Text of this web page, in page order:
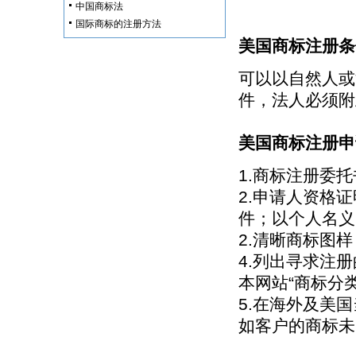
中国商标法
国际商标的注册方法
美国商标注册
可以以自然人
件，法人必须
美国商标注册
1.商标注册委
2.申请人资格
件；以个人名
2.清晰商标图
4.列出寻求注
本网站“商标分
5.在海外及美
如客户的商标